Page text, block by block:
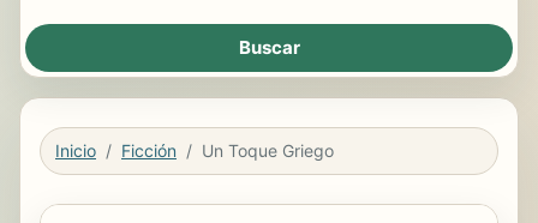
Inicio Ficción Un Toque Griego